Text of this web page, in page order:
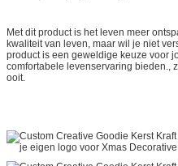
Met dit product is het leven meer
kwaliteit van leven, maar wil je niet
product is een geweldige keuze voor
comfortabele levenservaring bieden.,
ooit.